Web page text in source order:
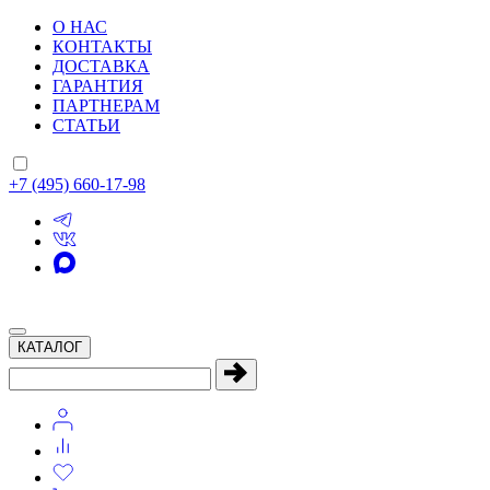
О НАС
КОНТАКТЫ
ДОСТАВКА
ГАРАНТИЯ
ПАРТНЕРАМ
СТАТЬИ
+7 (495) 660-17-98
КАТАЛОГ